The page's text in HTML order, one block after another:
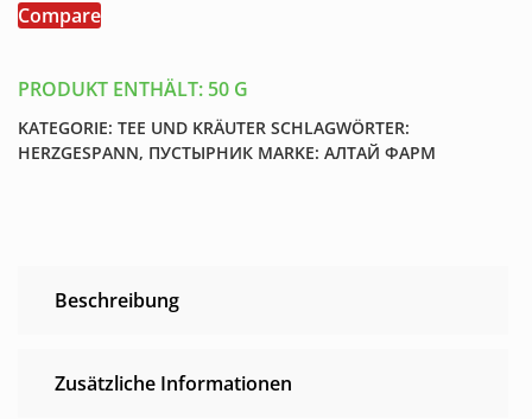
Compare
PRODUKT ENTHÄLT: 50 G
KATEGORIE: TEE UND KRÄUTER SCHLAGWÖRTER:
HERZGESPANN, ПУСТЫРНИК MARKE: АЛТАЙ ФАРМ
Beschreibung
Zusätzliche Informationen